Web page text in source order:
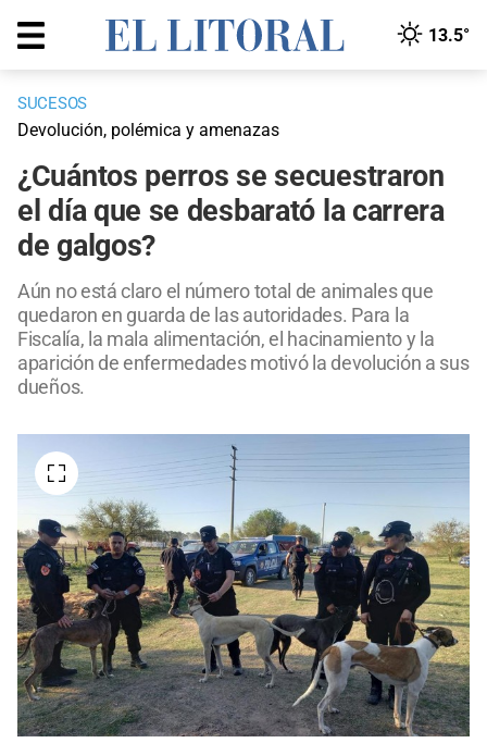
13.5°
SUCESOS
Devolución, polémica y amenazas
¿Cuántos perros se secuestraron
el día que se desbarató la carrera
de galgos?
Aún no está claro el número total de animales que
quedaron en guarda de las autoridades. Para la
Fiscalía, la mala alimentación, el hacinamiento y la
aparición de enfermedades motivó la devolución a sus
dueños.